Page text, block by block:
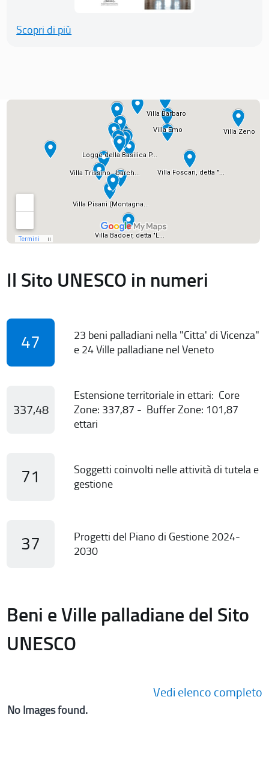
Scopri di più
Il Sito UNESCO in numeri
47
23 beni palladiani nella "Citta' di Vicenza"
e 24 Ville palladiane nel Veneto
337,48
Estensione territoriale in ettari: Core
Zone: 337,87 - Buffer Zone: 101,87
ettari
71
Soggetti coinvolti nelle attività di tutela e
gestione
37
Progetti del Piano di Gestione 2024-
2030
Beni e Ville palladiane del Sito
UNESCO
Vedi elenco completo
No Images found.